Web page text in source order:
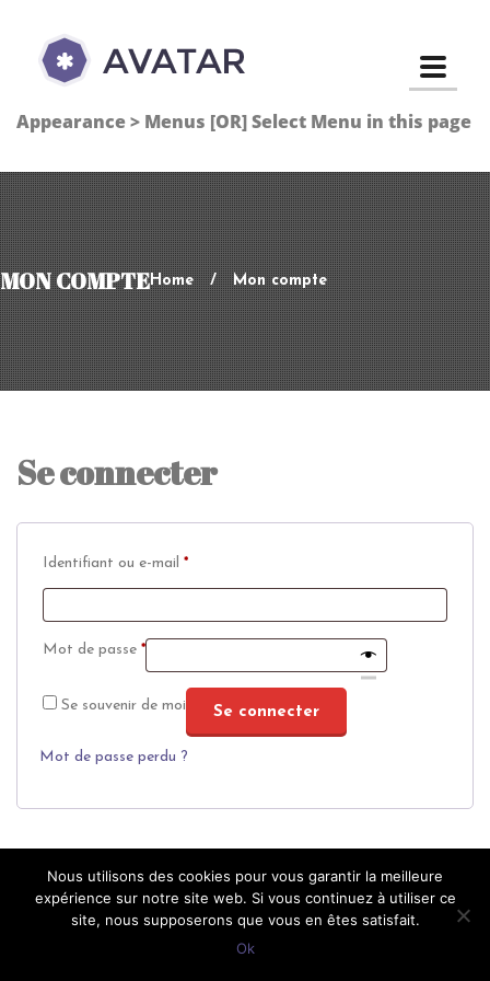
Appearance > Menus [OR] Select Menu in this page
MON COMPTEHome Mon compte
Se connecter
Identifiant ou e-mail *Obligatoire
Mot de passe *Obligatoire
Se souvenir de moi Se connecter
Mot de passe perdu ?
© Coypright 2016, Création
Nous utilisons des cookies pour vous garantir la meilleure
expérience sur notre site web. Si vous continuez à utiliser ce
site, nous supposerons que vous en êtes satisfait.
Ok